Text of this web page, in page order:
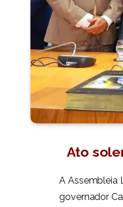
Ato
A Assembleia
governador